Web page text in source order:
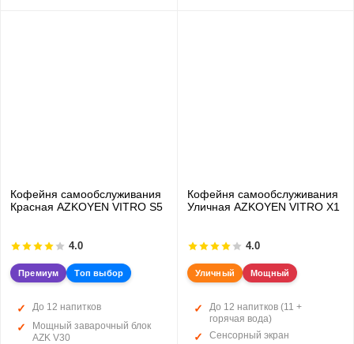
Кофейня самообслуживания
Красная AZKOYEN VITRO S5
4.0
Премиум Топ выбор
До 12 напитков
Мощный заварочный блок
AZK V30
Кофейня самообслуживания
Уличная AZKOYEN VITRO X1
4.0
Уличный Мощный
До 12 напитков (11 +
горячая вода)
Сенсорный экран